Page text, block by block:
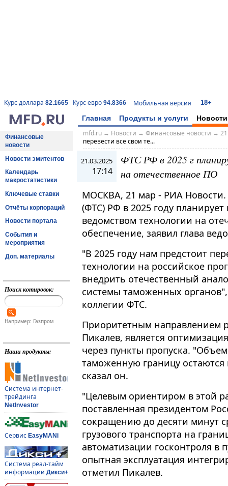
Курс доллара 82.1665 Курс евро 94.8366 Мобильная версия 18+
Главная Продукты и услуги Новости
Финансовые
новости
Новости эмитентов
Календарь
макростатистики
Ключевые ставки
Отчёты корпораций
Новости портала
События и
мероприятия
Доп. материалы
Поиск котировок:
Например: Газпром
Наши продукты:
Система интернет-
трейдинга
NetInvestor
Сервис EasyMANi
Система реал-тайм
информации Дикси+
mfd.ru→ Новости → Финансовые новости →
перевести все свои те...
21.03.2025
17:14
ФТС РФ в 2025 г
на отечественное ПО
МОСКВА, 21 мар - РИА
(ФТС) РФ в 2025 году
ведомством технологии на
обеспечение, заявил глава
"В 2025 году нам предстоит
технологии на российское
внедрить отечественный
системы таможенных
коллегии ФТС​​​.
Приоритетным направлением
Пикалев, является
через пункты пропуска.
таможенную границу
сказал он.
"Целевым ориентиром в этой
поставленная президентом
сокращению до десяти минут
грузового транспорта на
автоматизации госконтроля в
опытная эксплуатация
отметил Пикалев.